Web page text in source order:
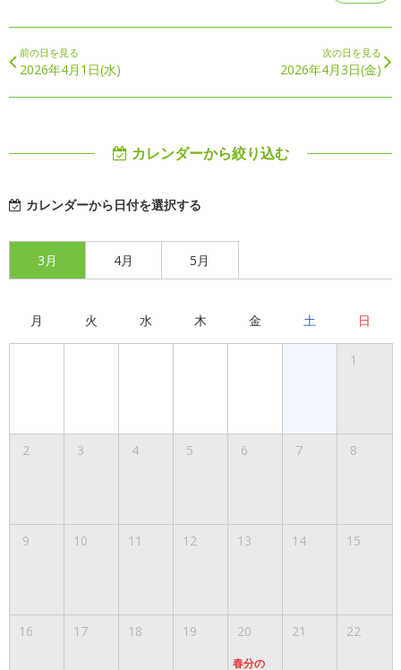
前の日を見る
2026年4月1日(水)
次の日を見る
2026年4月3日(金)
カレンダーから絞り込む
カレンダーから日付を選択する
3月 4月 5月
月 火 水 木 金 土 日
1
2 3 4 5 6 7 8
9 10 11 12 13 14 15
16 17 18 19 20
春分の
21 22